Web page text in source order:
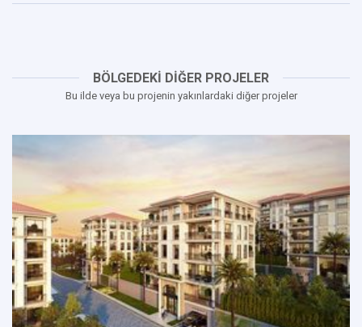
BÖLGEDEKİ DİĞER PROJELER
Bu ilde veya bu projenin yakınlardaki diğer projeler